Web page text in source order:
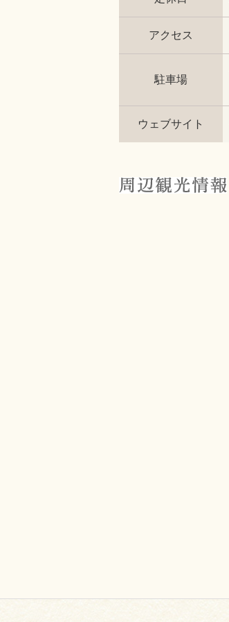
アクセス
駐車場
ウェブサイト